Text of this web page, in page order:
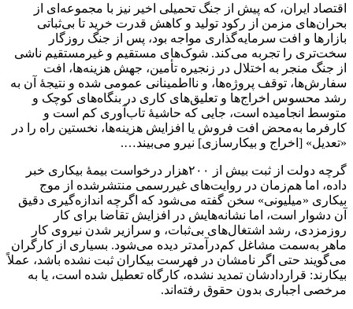
اقتصاد ایران، که پیش از جنگ تحمیلی اخیر نیز با مجموعه‌ای از
بحران‌های مزمن از رکود تولید و کاهش قدرت خرید تا بی‌ثباتی
بازارها و افت سرمایه‌گذاری مواجه بود، پس از جنگ روزگار
سخت‌تری را تجربه می‌کند. شوک‌های مستقیم و غیرمستقیم ناشی
از جنگ منجر به اختلال در زنجیره تأمین، جهش هزینه‌ها، افت
سفارش‌ها، توقف پروژه‌ها، و نااطمینانی عمومی شده و نتیجهٔ آن به
رشد محسوس اخراج‌ها و تعلیق‌های کاری در بنگاه‌های کوچک و
متوسط انجامیده است، جایی که حاشیهٔ تاب‌آوری کم است و
کارفرما به‌محض افت فروش یا افزایش هزینه‌ها، نخستین راه را در
«تعدیل» [اخراج و بیکارسازی] نیرو می‌بیند….
گرچه دولت از ثبت بیش از ۲۰۰هزار درخواست بیمهٔ بیکاری خبر
داده، اما هم‌زمان در روایت‌های غیررسمی منتشرشده از موج
بیکاری «میلیونی» سخن گفته می‌شود که اگرچه اندازه‌گیری دقیق
آن دشوار است، اما نشانه‌هایش در افزایش تقاضا برای کار
روزمزدی، رشد اشتغال‌های بی‌ثبات، و سرازیر شدن نیروی کار
ماهر به‌سمت مشاغل کم‌درآمدتر دیده می‌شود. بسیاری از کارگران
می‌گویند حتی اگر نامشان در فهرست بیکاران ثبت نشده باشد، عملاً
بیکارند: قراردادشان تمدید نشده، کارگاه تعطیل شده است، یا به
مرخصی اجباری بدون حقوق رفته‌اند.